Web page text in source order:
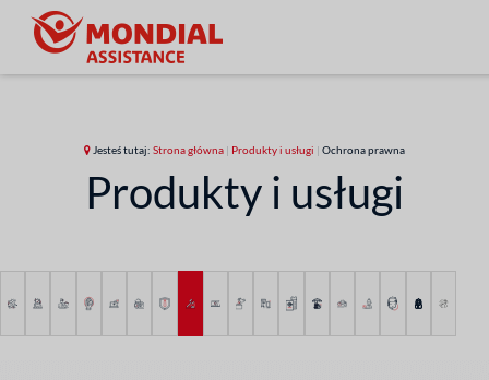
Jesteś tutaj: Strona główna | Produkty i usługi | Ochrona prawna
Produkty i usługi